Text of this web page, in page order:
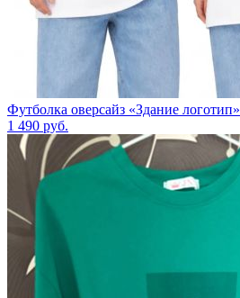
Футболка оверсайз «Здание логотип»
1 490 руб.